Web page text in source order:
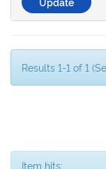
Results 1-1 of 1
Item hits: